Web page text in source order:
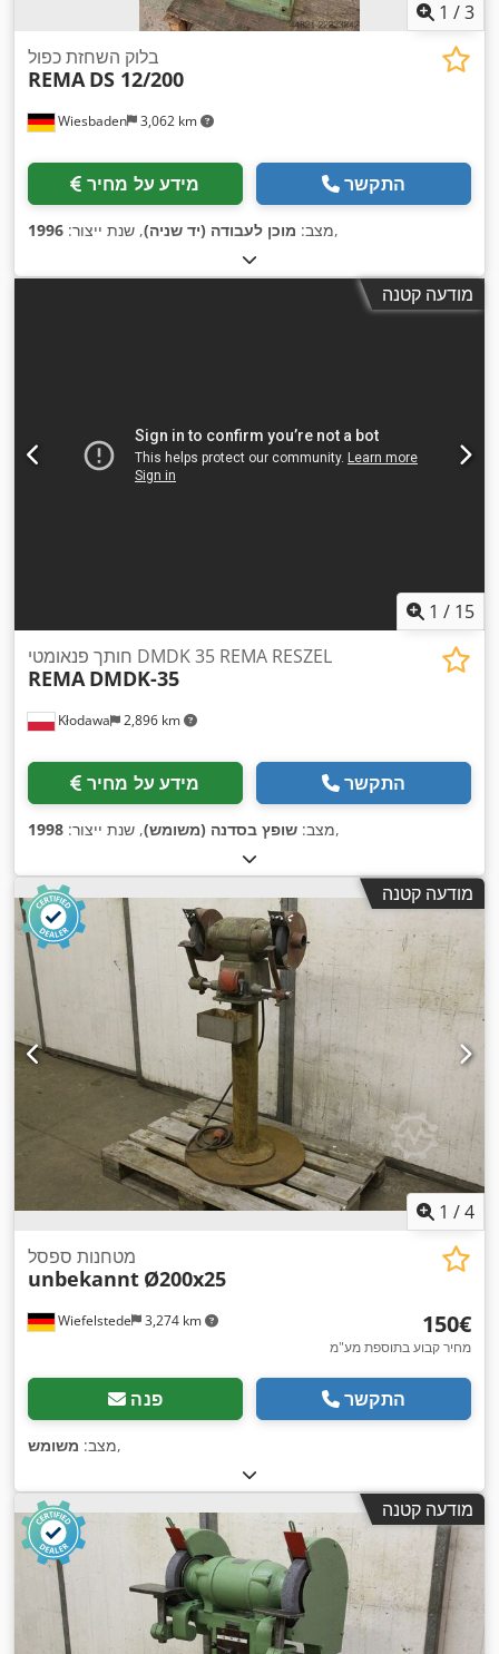
1 /3
Wiesbaden 3,062 km
בלוק השחזת כפול
REMA DS 12/200
מידע על מחיר התקשר
מצב: מוכן לעבודה (יד שניה), שנת ייצור: 1996 ,
מודעה קטנה
1 / 15
Kłodawa 2,896 km
חותך פנאומטי DMDK 35 REMA RESZEL
REMA DMDK-35
מידע על מחיר התקשר
מצב: שופץ בסדנה (משומש), שנת ייצור: 1998 ,
מודעה קטנה
1 /4
Wiefelstede 3,274 km
מטחנות ספסל
unbekannt Ø200x25
‏150 ‏€
מחיר קבוע בתוספת מע"מ
פנה התקשר
מצב: משומש ,
מודעה קטנה